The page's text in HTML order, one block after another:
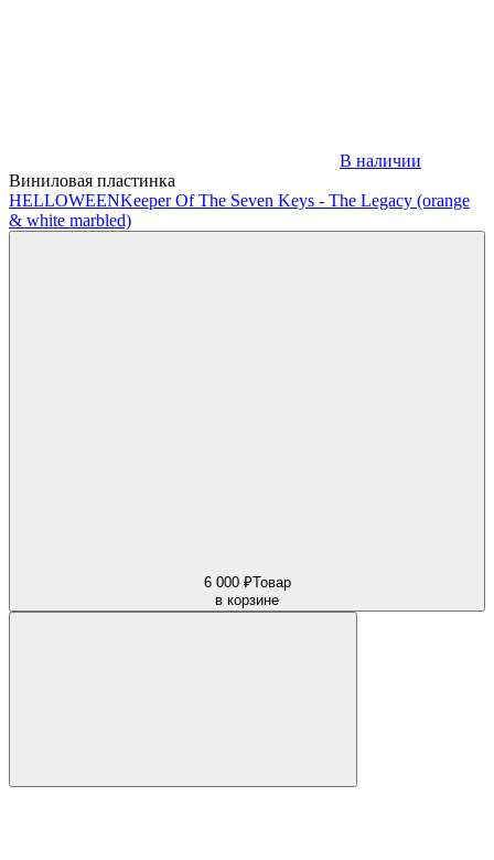
В наличии
Виниловая пластинка
HELLOWEENKeeper Of The Seven Keys - The Legacy (orange
& white marbled)
6 000 ₽Товар
в корзине